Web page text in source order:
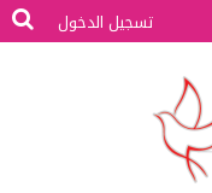
تسجيل الدخول